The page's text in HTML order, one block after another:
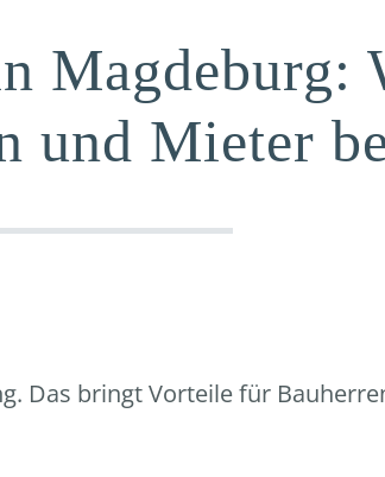
Magdeburg:
und Mieter
Das bringt Vorteile für